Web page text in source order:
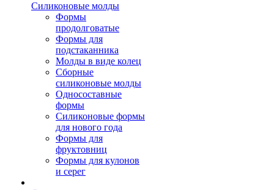
Силиконовые молды
Формы
продолговатые
Формы для
подстаканника
Молды в виде колец
Сборные
силиконовые молды
Односоставные
формы
Силиконовые формы
для нового года
Формы для
фруктовниц
Формы для кулонов
и серег